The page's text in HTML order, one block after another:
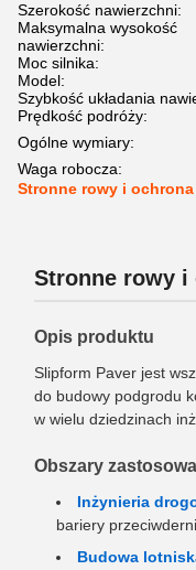
Szerokość nawierzchni:
Maksymalna wysokość
nawierzchni:
Moc silnika:
Model:
Szybkość układania
Prędkość podróży:
Ogólne wymiary:
Waga robocza:
Stronne rowy i
Stronne rowy i
Opis produktu
Slipform Paver jest
do budowy podgrodu
w wielu dziedzinach
Obszary
Inżynieria
bariery
Budowa